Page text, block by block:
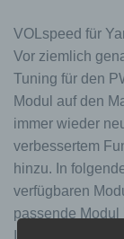
VOLspeed für
Vor ziemlich
Tuning für den
Modul auf den
immer wieder
verbessertem
hinzu. In
verfügbaren
passende Modul